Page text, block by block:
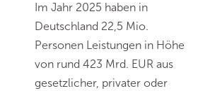
Im Jahr 2025 haben in
Deutschland 22,5 Mio.
Personen Leistungen in Höhe
von rund 423 Mrd. EUR aus
gesetzlicher, privater oder